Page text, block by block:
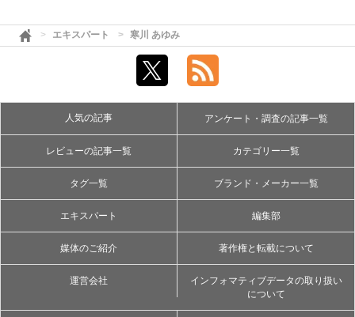
エキスパート 寒川 あゆみ
人気の記事 アンケート・調査の記事一覧
レビューの記事一覧 カテゴリー一覧
タグ一覧 ブランド・メーカー一覧
エキスパート 編集部
媒体のご紹介 著作権と転載について
運営会社
インフォマティブデータの取り扱い
について